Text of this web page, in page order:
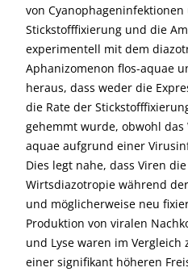
von
Stickstofffixierung und die
experimentell mit dem
Aphanizomenon flos-aquae
heraus, dass weder die
die Rate der
gehemmt wurde, obwohl das
aquae aufgrund einer
Dies legt nahe, dass Viren
Wirtsdiazotropie während
und möglicherweise neu
Produktion von viralen
und Lyse waren im
einer signifikant höheren